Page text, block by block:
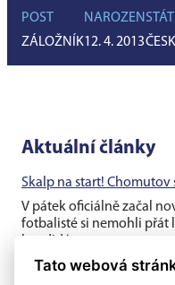
POST
ZÁLOŽNÍK
NAROZEN
12. 4. 2013
Aktuální články
Skalp na start!
V pátek oficiálně začal
fotbalisté si nemohli přát
Tato webová